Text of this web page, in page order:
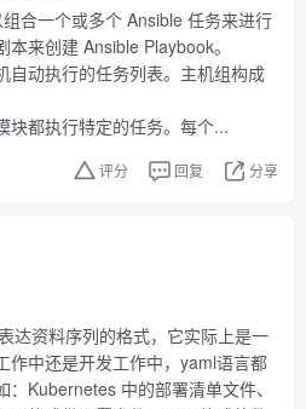
合一个或多个 Ansible 任务来进行
来创建 Ansible Playbook。
自动执行的任务列表。主机组构成
块都执行特定的任务。每个...
评分 回复 分享
达资料序列的格式，它实际上是一
作中还是开发工作中，yaml语言都
Kubernetes 中的部署清单文件、